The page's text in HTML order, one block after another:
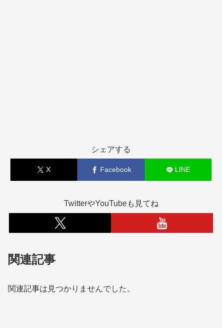
シェアする
X Facebook LINE
TwitterやYouTubeも見てね
関連記事
関連記事は見つかりませんでした。